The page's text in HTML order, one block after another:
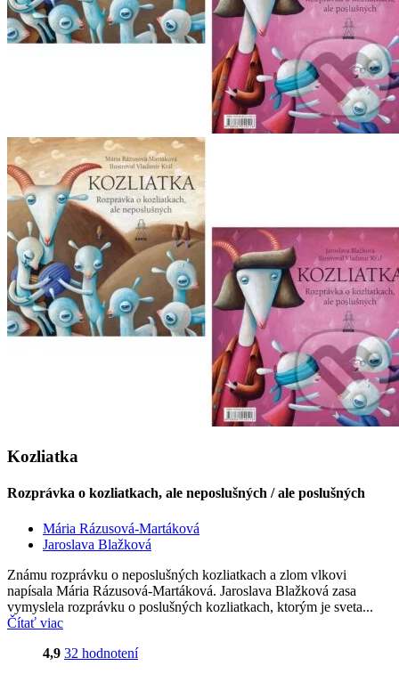
Kozliatka
Rozprávka o kozliatkach, ale neposlušných / ale poslušných
Mária Rázusová-Martáková
Jaroslava Blažková
Známu rozprávku o neposlušných kozliatkach a zlom vlkovi
napísala Mária Rázusová-Martáková. Jaroslava Blažková zasa
vymyslela rozprávku o poslušných kozliatkach, ktorým je sveta...
Čítať viac
4,9 32 hodnotení